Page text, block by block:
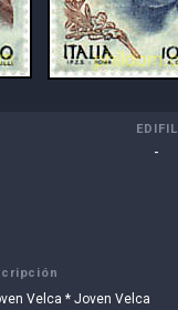
EDIFIL
-
Velca * Joven Velca